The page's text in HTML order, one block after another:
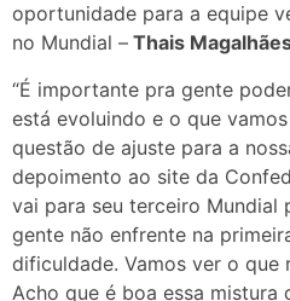
oportunidade para a equipe
no Mundial – Thais
“É importante pra gente
está evoluindo e o que
questão de ajuste para a
depoimento ao site da
vai para seu terceiro Mundial
gente não enfrente na
dificuldade. Vamos ver o que
Acho que é boa essa mistura